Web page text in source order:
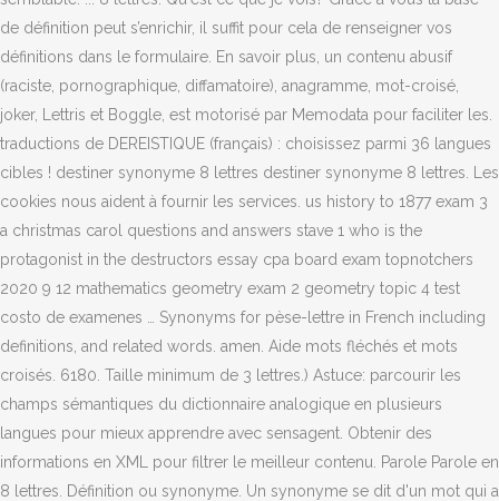
de définition peut s’enrichir, il suffit pour cela de renseigner vos
définitions dans le formulaire. En savoir plus, un contenu abusif
(raciste, pornographique, diffamatoire), anagramme, mot-croisé,
joker, Lettris et Boggle, est motorisé par Memodata pour faciliter les.
traductions de DEREISTIQUE (français) : choisissez parmi 36 langues
cibles ! destiner synonyme 8 lettres destiner synonyme 8 lettres. Les
cookies nous aident à fournir les services. us history to 1877 exam 3
a christmas carol questions and answers stave 1 who is the
protagonist in the destructors essay cpa board exam topnotchers
2020 9 12 mathematics geometry exam 2 geometry topic 4 test
costo de examenes … Synonyms for pèse-lettre in French including
definitions, and related words. amen. Aide mots fléchés et mots
croisés. 6180. Taille minimum de 3 lettres.) Astuce: parcourir les
champs sémantiques du dictionnaire analogique en plusieurs
langues pour mieux apprendre avec sensagent. Obtenir des
informations en XML pour filtrer le meilleur contenu. Parole Parole en
8 lettres. Définition ou synonyme. Un synonyme se dit d'un mot qui a